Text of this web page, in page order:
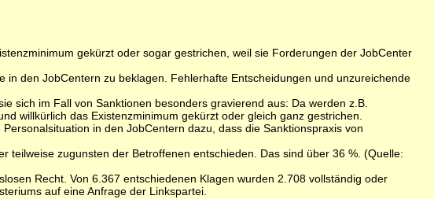
gekürzt oder sogar gestrichen, weil sie Forderungen der JobCenter
den JobCentern zu beklagen. Fehlerhafte Entscheidungen und unzureichende
sich im Fall von Sanktionen besonders gravierend aus: Da werden z.B.
willkürlich das Existenzminimum gekürzt oder gleich ganz gestrichen.
in den JobCentern dazu, dass die Sanktionspraxis von
teilweise zugunsten der Betroffenen entschieden. Das sind über 36 %. (Quelle:
Recht. Von 6.367 entschiedenen Klagen wurden 2.708 vollständig oder
auf eine Anfrage der Linkspartei.